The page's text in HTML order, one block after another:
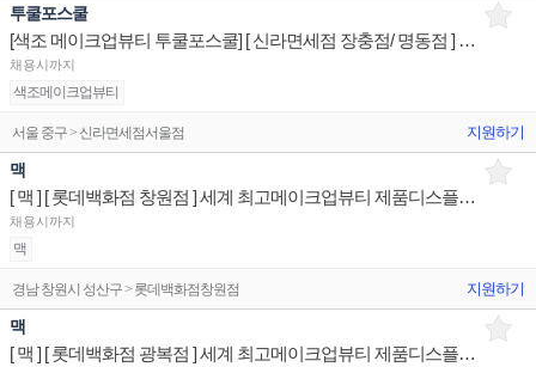
투쿨포스쿨
[색조 메이크업뷰티 투쿨포스쿨] [ 신라면세점 장충점/ 명동점 ] 면세점 제품디스플레이 매장판매사원
채용시까지
색조메이크업뷰티
서울 중구 > 신라면세점서울점 지원하기
맥
[ 맥 ] [ 롯데백화점 창원점 ] 세계 최고메이크업뷰티 제품디스플레이 매장판매사원
채용시까지
맥
경남 창원시 성산구 > 롯데백화점창원점 지원하기
맥
[ 맥 ] [ 롯데백화점 광복점 ] 세계 최고메이크업뷰티 제품디스플레이 매장판매사원